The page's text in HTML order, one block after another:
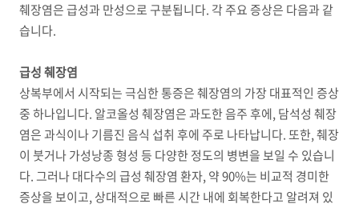
췌장염은 급성과 만성으로 구분됩니다. 각 주요 증상은 다음과 같
습니다.
급성 췌장염
상복부에서 시작되는 극심한 통증은 췌장염의 가장 대표적인 증상
중 하나입니다. 알코올성 췌장염은 과도한 음주 후에, 담석성 췌장
염은 과식이나 기름진 음식 섭취 후에 주로 나타납니다. 또한, 췌장
이 붓거나 가성낭종 형성 등 다양한 정도의 병변을 보일 수 있습니
다. 그러나 대다수의 급성 췌장염 환자, 약 90%는 비교적 경미한
증상을 보이고, 상대적으로 빠른 시간 내에 회복한다고 알려져 있